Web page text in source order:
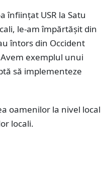
înființat USR la Satu
le-am împărtășit din
întors din Occident
exemplul unui
să implementeze
oamenilor la nivel local
locali.